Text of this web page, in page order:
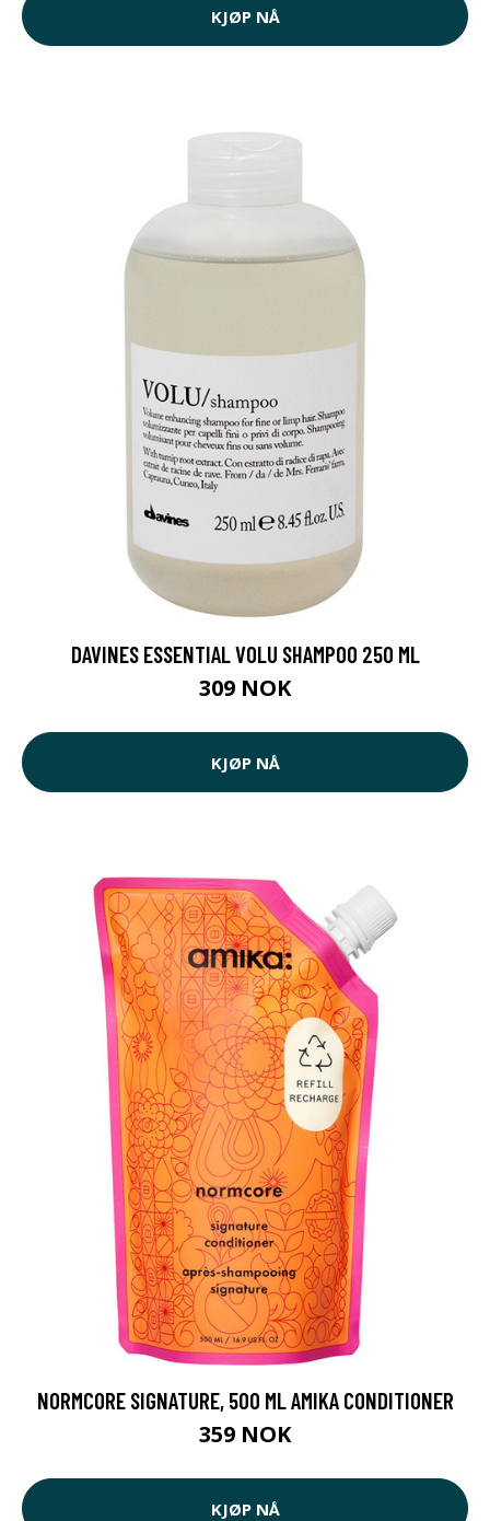
KJØP NÅ
DAVINES ESSENTIAL VOLU SHAMPOO 250 ML
309 NOK
KJØP NÅ
NORMCORE SIGNATURE, 500 ML AMIKA CONDITIONER
359 NOK
KJØP NÅ